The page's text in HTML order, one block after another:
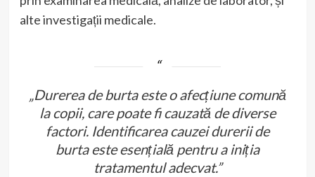
alte investigații medicale.
„Durerea de burta este o afecțiune comună
la copii, care poate fi cauzată de diverse
factori. Identificarea cauzei durerii de
burta este esențială pentru a iniția
tratamentul adecvat.”